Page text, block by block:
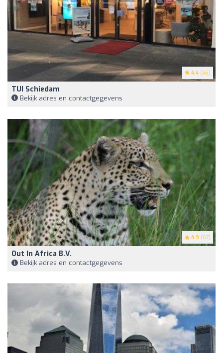
4.4 (46)
TUI Schiedam
Bekijk adres en contactgegevens
4.9 (67)
Out In Africa B.V.
Bekijk adres en contactgegevens